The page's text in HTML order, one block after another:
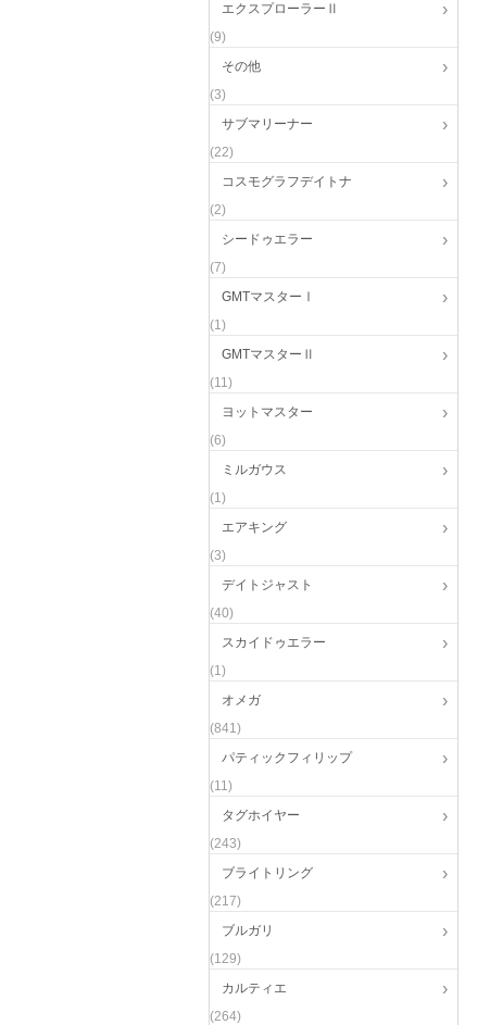
エクスプローラーⅡ
(9)
その他
(3)
サブマリーナー
(22)
コスモグラフデイトナ
(2)
シードゥエラー
(7)
GMTマスターⅠ
(1)
GMTマスターⅡ
(11)
ヨットマスター
(6)
ミルガウス
(1)
エアキング
(3)
デイトジャスト
(40)
スカイドゥエラー
(1)
オメガ
(841)
パティックフィリップ
(11)
タグホイヤー
(243)
ブライトリング
(217)
ブルガリ
(129)
カルティエ
(264)